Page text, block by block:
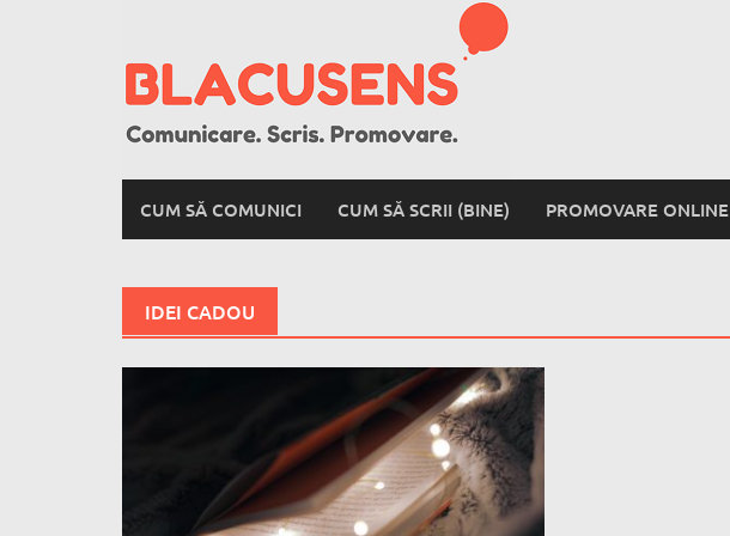
CUM SĂ COMUNICI CUM SĂ SCRII (BINE) PROMOVARE ONLINE
IDEI CADOU